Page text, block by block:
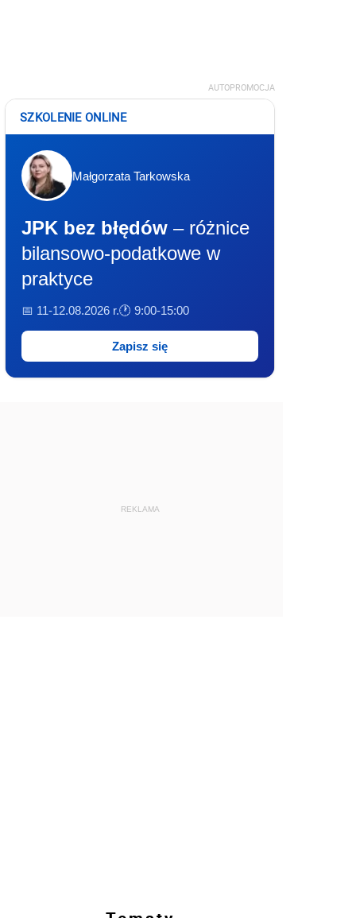
AUTOPROMOCJA
SZKOLENIE ONLINE
Małgorzata Tarkowska
JPK bez błędów – różnice
bilansowo-podatkowe w
praktyce
📅 11-12.08.2026 r.🕐 9:00-15:00
Zapisz się
REKLAMA